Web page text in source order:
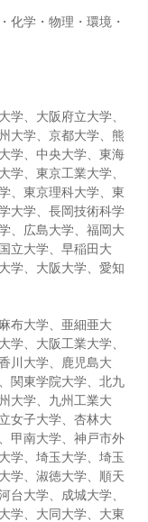
化学・物理・環境・
学、大阪府立大学、
大学、京都大学、熊
学、中央大学、東海
学、東京工業大学、
、東京理科大学、東
大学、長岡技術科学
、広島大学、福岡大
立大学、早稲田大
学、大阪大学、愛知
布大学、亜細亜大
学、大阪工業大学、
川大学、鹿児島大
関東学院大学、北九
大学、九州工業大
女子大学、杏林大
甲南大学、神戸市外
学、埼玉大学、埼玉
学、淑徳大学、順天
台大学、成城大学、
学、大同大学、大東